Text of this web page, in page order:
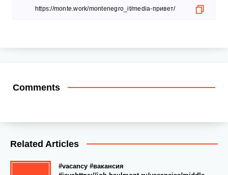
Comments
Related Articles
#vacancy #вакансия